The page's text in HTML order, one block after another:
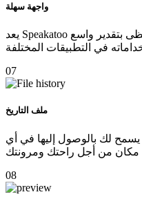
واجهة سهلة
يعد Speakatoo سهل الاستخدام وسهل التنقل ويحظى بتقدير واسع
07
ملف التاريخ
لك بالوصول إليها في أي
08